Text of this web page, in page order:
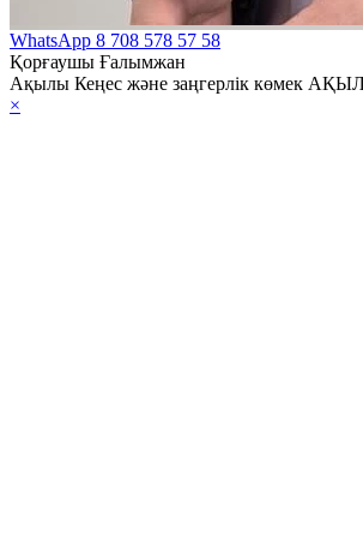
WhatsApp 8 708 578 57 58
Қорғаушы Ғалымжан
Ақылы Кеңес және заңгерлік көмек
×